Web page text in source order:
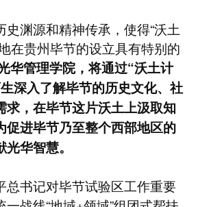
史渊源和精神传承，使得“沃土
在贵州毕节的设立具有特别的
华管理学院，将通过“沃土计
深入了解毕节的历史文化、社
求，在毕节这片沃土上汲取知
促进毕节乃至整个西部地区的
华智慧。
总书记对毕节试验区工作重要